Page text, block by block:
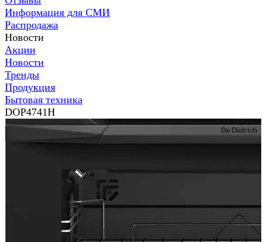
Информация для СМИ
Распродажа
Новости
Акции
Новости
Тренды
Продукция
Бытовая техника
DOP4741H